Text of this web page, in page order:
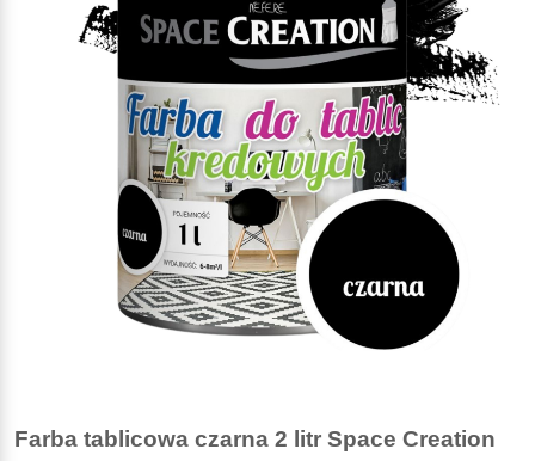
Farba tablicowa czarna 2 litr Space Creation